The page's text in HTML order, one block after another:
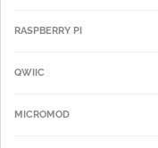
RASPBERRY PI
QWIIC
MICROMOD